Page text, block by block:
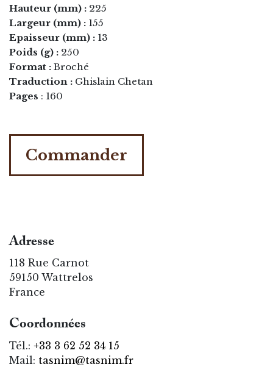
Hauteur (mm) : 225
Largeur (mm) : 155
Epaisseur (mm) : 13
Poids (g) : 250
Format : Broché
Traduction : Ghislain Chetan
Pages : 160
Commander
Adresse
118 Rue Carnot
59150 Wattrelos
France
Coordonnées
Tél.: +33 3 62 52 34 15
Mail: tasnim@tasnim.fr